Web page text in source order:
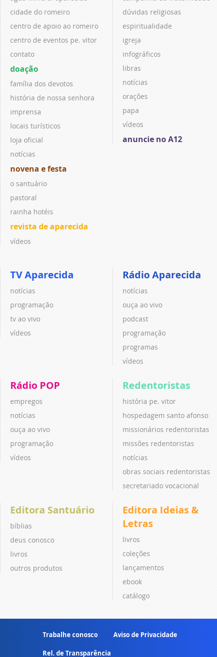
cidade do romeiro
centro de apoio ao romeiro
centro de eventos pe. vitor
contato
doação
família dos devotos
história de nossa senhora
imprensa
locais turísticos
loja oficial
notícias
novena e festa
o santuário
pastoral
rainha hotéis
revista de aparecida
vídeos
dúvidas religiosas
espiritualidade
igreja
infográficos
libras
notícias
orações
papa
vídeos
anuncie no A12
TV Aparecida
notícias
programação
tv ao vivo
vídeos
Rádio Aparecida
notícias
ouça ao vivo
podcast
programação
programas
vídeos
Rádio POP
empregos
notícias
ouça ao vivo
programação
vídeos
Redentoristas
história pe. vitor
hospedagem santo afonso
missionários redentoristas
missões redentoristas
notícias
obras sociais redentoristas
secretariado vocacional
Editora Santuário
bíblias
deus conosco
livros
outros produtos
Editora Ideias &
Letras
livros
coleções
lançamentos
ebook
catálogo
Trabalhe conosco Aviso de Privacidade
Rel. de Transparência